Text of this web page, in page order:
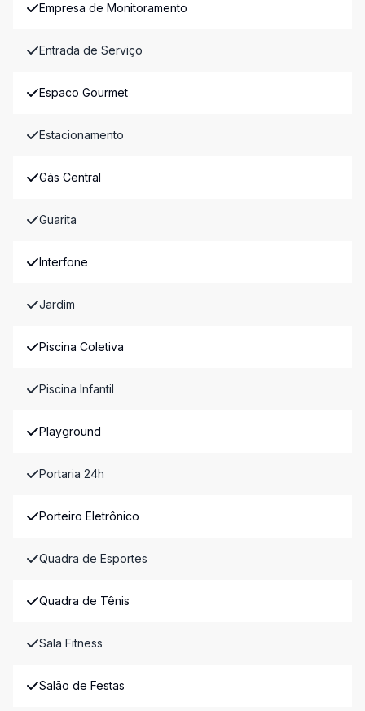
Empresa de Monitoramento
Entrada de Serviço
Espaco Gourmet
Estacionamento
Gás Central
Guarita
Interfone
Jardim
Piscina Coletiva
Piscina Infantil
Playground
Portaria 24h
Porteiro Eletrônico
Quadra de Esportes
Quadra de Tênis
Sala Fitness
Salão de Festas